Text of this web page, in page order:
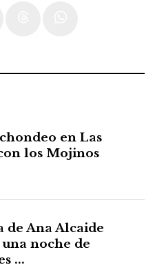
en Las
los Mojinos
de Ana Alcaide
noche de
...